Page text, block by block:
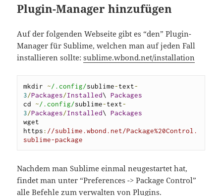
Plugin-Manager hinzufügen
Auf der folgenden Webseite gibt es “den” Plugin-
Manager für Sublime, welchen man auf jeden Fall
installieren sollte:sublime.wbond.net/installation
mkdir ~/.config/sublime-text-
3/Packages/Installed\ Packages
cd ~/.config/sublime-text-
3/Packages/Installed\ Packages
wget
https: //sublime.wbond.net/Package%20Control.
sublime-package
Nachdem man Sublime einmal neugestartet hat,
findet man unter “Preferences -> Package Control”
alle Befehle zum verwalten von Plugins.